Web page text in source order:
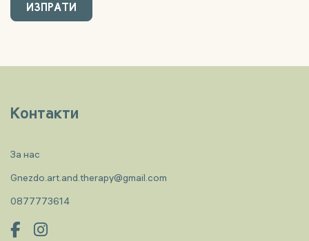
Контакти
За нас
Gnezdo.art.and.therapy@gmail.com
0877773614